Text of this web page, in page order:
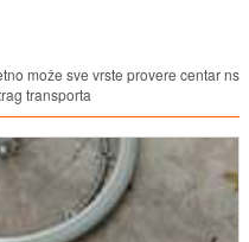
može sve vrste provere centar ns
transporta